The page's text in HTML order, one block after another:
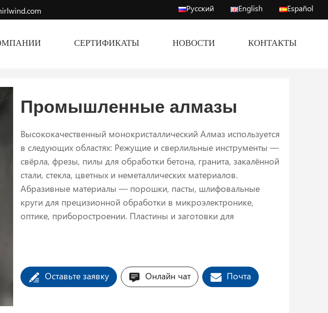
Русский English Español
СЕРТИФИКАТЫ НОВОСТИ КОНТАКТЫ
Промышленные алмазы
Высококачественный монокристаллический Алмаз используется
в следующих областях: Режущие и сверлильные инструменты —
свёрла, фрезы, пилы для обработки бетона, гранита, закалённой
стали, стекла, цветных и неметаллических материалов.
Абразивные материалы — порошки, пасты, шлифовальные
круги для прецизионной обработки в микроэлектронике,
оптике, приборостроении. Пластины и заготовки для
Оставьте заявку
Онлайн чат Почта